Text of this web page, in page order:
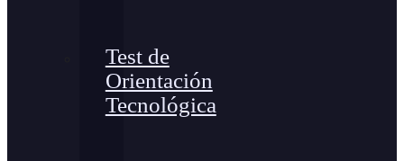
Test de
Orientación
Tecnológica